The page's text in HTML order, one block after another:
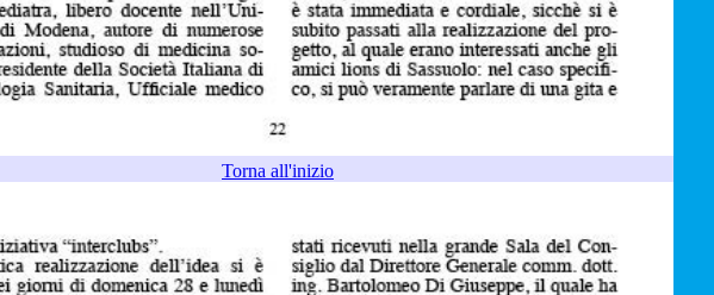
Torna all'inizio